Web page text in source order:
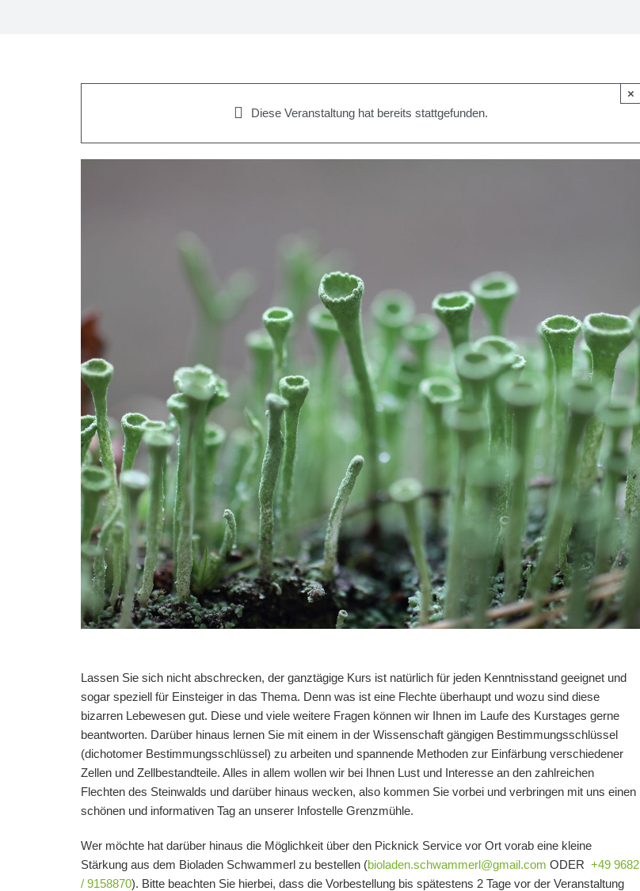
Diese Veranstaltung hat bereits stattgefunden.
×
Lassen Sie sich nicht abschrecken, der ganztägige Kurs ist natürlich für jeden Kenntnisstand geeignet und
sogar speziell für Einsteiger in das Thema. Denn was ist eine Flechte überhaupt und wozu sind diese
bizarren Lebewesen gut. Diese und viele weitere Fragen können wir Ihnen im Laufe des Kurstages gerne
beantworten. Darüber hinaus lernen Sie mit einem in der Wissenschaft gängigen Bestimmungsschlüssel
(dichotomer Bestimmungsschlüssel) zu arbeiten und spannende Methoden zur Einfärbung verschiedener
Zellen und Zellbestandteile. Alles in allem wollen wir bei Ihnen Lust und Interesse an den zahlreichen
Flechten des Steinwalds und darüber hinaus wecken, also kommen Sie vorbei und verbringen mit uns einen
schönen und informativen Tag an unserer Infostelle Grenzmühle.
Wer möchte hat darüber hinaus die Möglichkeit über den Picknick Service vor Ort vorab eine kleine
Stärkung aus dem Bioladen Schwammerl zu bestellen (bioladen.schwammerl@gmail.com ODER +49 9682
/ 9158870). Bitte beachten Sie hierbei, dass die Vorbestellung bis spätestens 2 Tage vor der Veranstaltung